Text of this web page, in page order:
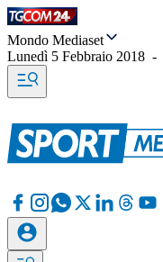
Mondo Mediaset
Lunedì 5 Febbraio 2018 -